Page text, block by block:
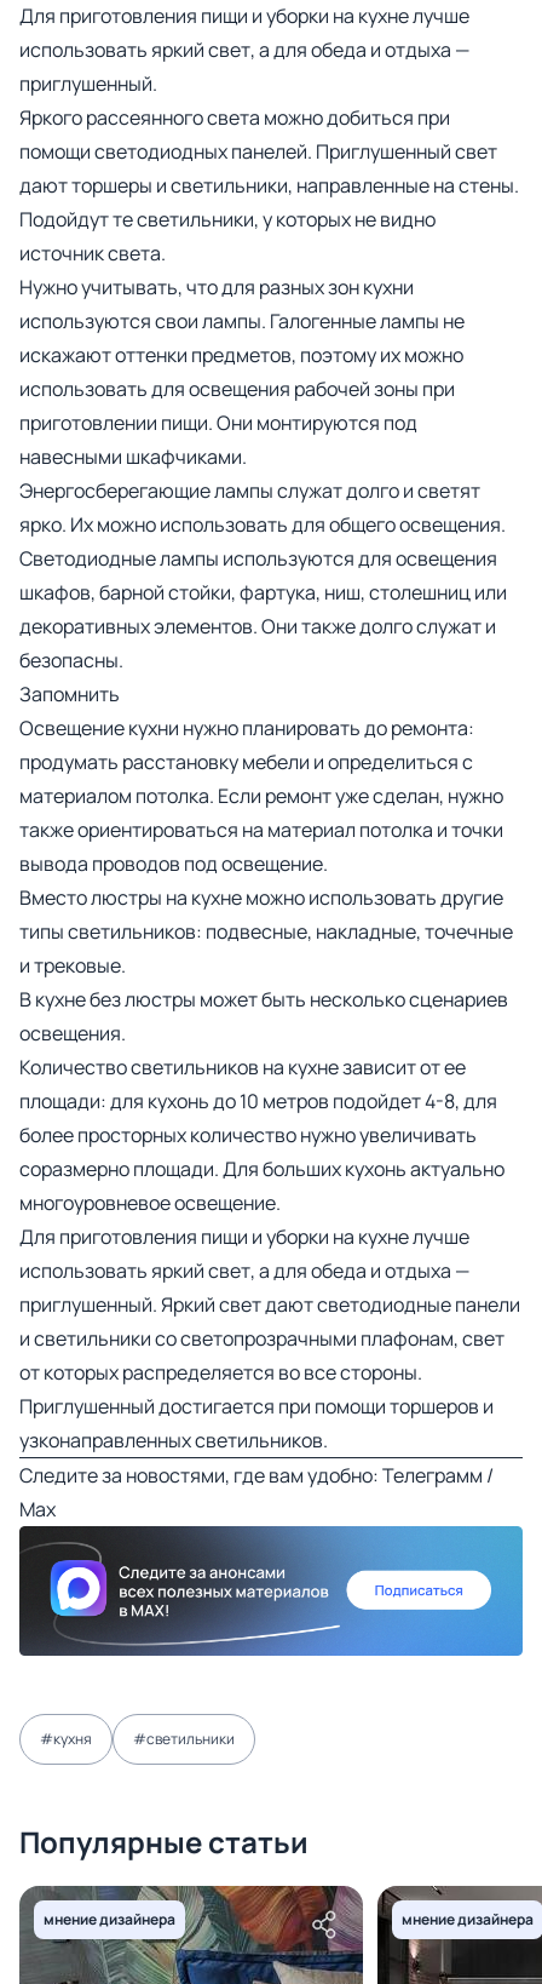
Для приготовления пищи и уборки на кухне лучше
использовать яркий свет, а для обеда и отдыха —
приглушенный.
Яркого рассеянного света можно добиться при
помощи светодиодных панелей. Приглушенный свет
дают торшеры и светильники, направленные на стены.
Подойдут те светильники, у которых не видно
источник света.
Нужно учитывать, что для разных зон кухни
используются свои лампы. Галогенные лампы не
искажают оттенки предметов, поэтому их можно
использовать для освещения рабочей зоны при
приготовлении пищи. Они монтируются под
навесными шкафчиками.
Энергосберегающие лампы служат долго и светят
ярко. Их можно использовать для общего освещения.
Светодиодные лампы используются для освещения
шкафов, барной стойки, фартука, ниш, столешниц или
декоративных элементов. Они также долго служат и
безопасны.
Запомнить
Освещение кухни нужно планировать до ремонта:
продумать расстановку мебели и определиться с
материалом потолка. Если ремонт уже сделан, нужно
также ориентироваться на материал потолка и точки
вывода проводов под освещение.
Вместо люстры на кухне можно использовать другие
типы светильников: подвесные, накладные, точечные
и трековые.
В кухне без люстры может быть несколько сценариев
освещения.
Количество светильников на кухне зависит от ее
площади: для кухонь до 10 метров подойдет 4-8, для
более просторных количество нужно увеличивать
соразмерно площади. Для больших кухонь актуально
многоуровневое освещение.
Для приготовления пищи и уборки на кухне лучше
использовать яркий свет, а для обеда и отдыха —
приглушенный. Яркий свет дают светодиодные панели
и светильники со светопрозрачными плафонам, свет
от которых распределяется во все стороны.
Приглушенный достигается при помощи торшеров и
узконаправленных светильников.
Следите за новостями, где вам удобно:Телеграмм /
Mах
#кухня #светильники
Популярные статьи
мнение дизайнера мнение дизайнера